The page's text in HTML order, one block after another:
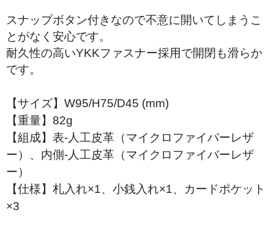
スナップボタン付きなので不意に開いてしまうこ
とがなく安心です。
耐久性の高いYKKファスナー採用で開閉も滑らか
です。
【サイズ】W95/H75/D45 (mm)
【重量】82g
【組成】表-人工皮革（マイクロファイバーレザ
ー）、内側-人工皮革（マイクロファイバーレザ
ー）
【仕様】札入れ×1、小銭入れ×1、カードポケット
×3